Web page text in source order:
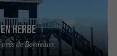
Herbe
de Bordeaux